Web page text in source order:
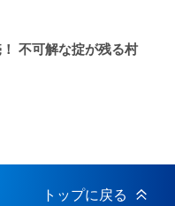
不可解な掟が残る村
トップに戻る